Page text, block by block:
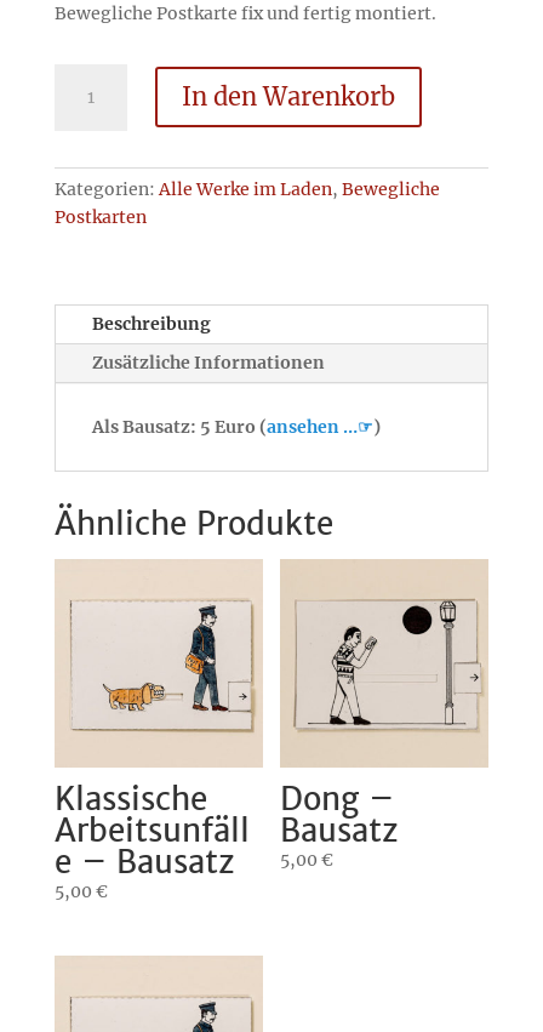
Bewegliche Postkarte fix und fertig montiert.
Indianer
montiert
Menge
In den Warenkorb
Kategorien:Alle Werke im Laden, Bewegliche
Postkarten
Beschreibung
Zusätzliche Informationen
Als Bausatz: 5 Euro (ansehen …☞)
Ähnliche Produkte
Klassische
Arbeitsunfäll
e – Bausatz
5,00 €
Dong –
Bausatz
5,00€